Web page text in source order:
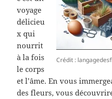
Crédit :
voyage
délicieu
x qui
nourrit
à la fois
le corps
et l’âme. En vous
des fleurs, vous